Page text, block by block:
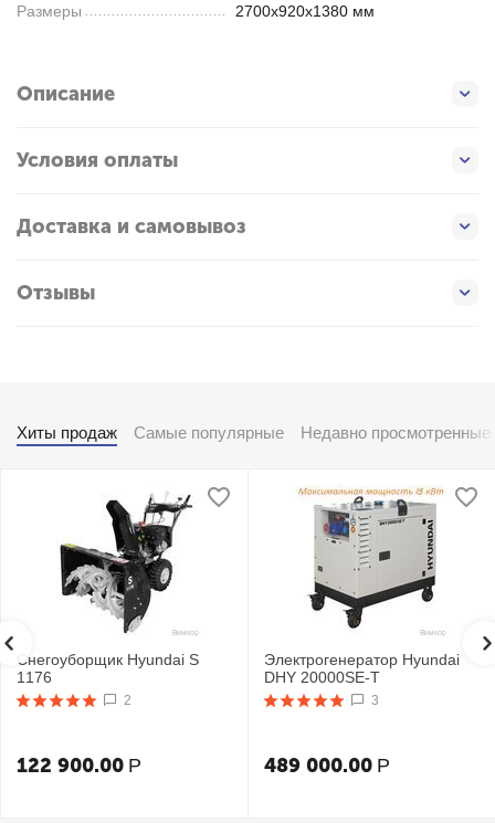
Размеры 2700x920x1380 мм
Описание
Условия оплаты
Доставка и самовывоз
Отзывы
Хиты продаж Самые популярные Недавно просмотренные
Снегоуборщик Hyundai S
1176
2
122 900.00 Р
Электрогенератор Hyundai
DHY 20000SE-T
3
489 000.00 Р